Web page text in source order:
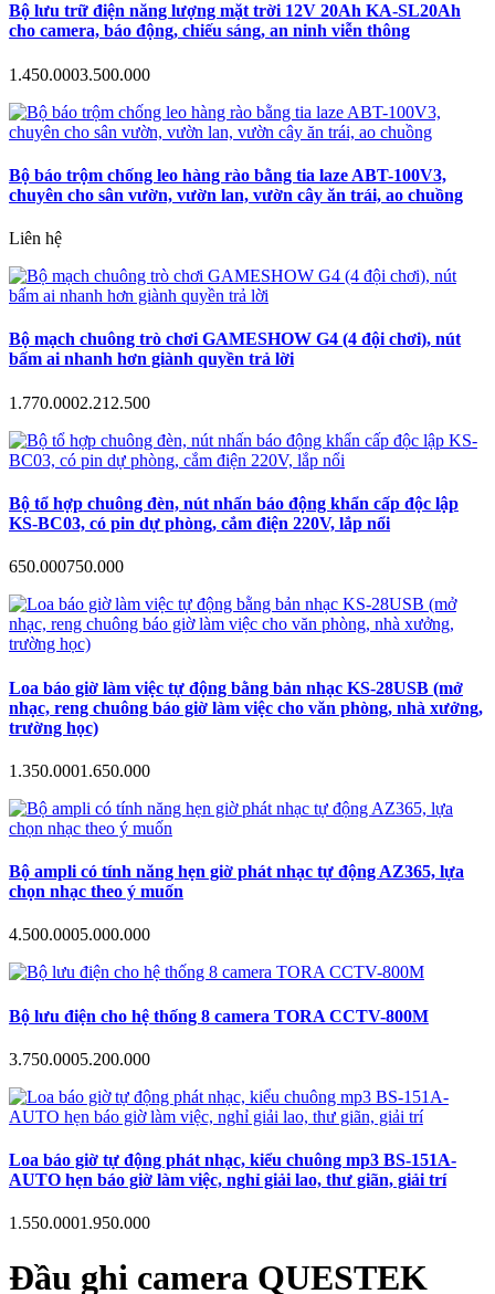
Bộ lưu trữ điện năng lượng mặt trời 12V 20Ah KA-SL20Ah
cho camera, báo động, chiếu sáng, an ninh viễn thông
1.450.0003.500.000
Bộ báo trộm chống leo hàng rào bằng tia laze ABT-100V3,
chuyên cho sân vườn, vườn lan, vườn cây ăn trái, ao chuồng
Liên hệ
Bộ mạch chuông trò chơi GAMESHOW G4 (4 đội chơi), nút
bấm ai nhanh hơn giành quyền trả lời
1.770.0002.212.500
Bộ tổ hợp chuông đèn, nút nhấn báo động khẩn cấp độc lập
KS-BC03, có pin dự phòng, cắm điện 220V, lắp nổi
650.000750.000
Loa báo giờ làm việc tự động bằng bản nhạc KS-28USB (mở
nhạc, reng chuông báo giờ làm việc cho văn phòng, nhà xưởng,
trường học)
1.350.0001.650.000
Bộ ampli có tính năng hẹn giờ phát nhạc tự động AZ365, lựa
chọn nhạc theo ý muốn
4.500.0005.000.000
Bộ lưu điện cho hệ thống 8 camera TORA CCTV-800M
3.750.0005.200.000
Loa báo giờ tự động phát nhạc, kiểu chuông mp3 BS-151A-
AUTO hẹn báo giờ làm việc, nghỉ giải lao, thư giãn, giải trí
1.550.0001.950.000
Đầu ghi camera QUESTEK